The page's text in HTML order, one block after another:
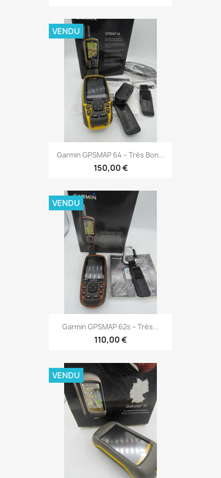
Aperçu rapide
Garmin GPSMAP 64 – Très Bon...
150,00 €
VENDU
Aperçu rapide
Garmin GPSMAP 62s – Très...
110,00 €
VENDU
VENDU